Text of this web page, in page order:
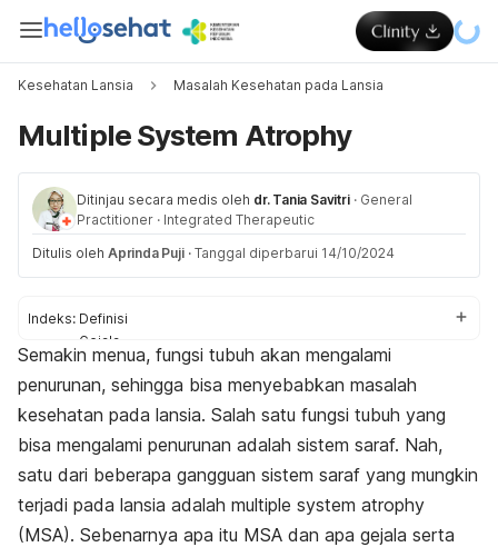
Kesehatan Lansia Masalah Kesehatan pada Lansia
Multiple System Atrophy
Ditinjau secara medis oleh dr. Tania Savitri · General
Practitioner · Integrated Therapeutic
Ditulis oleh Aprinda Puji · Tanggal diperbarui 14/10/2024
Indeks: Definisi
Gejala
Penyebab
Komplikasi
Pengobatan
Semakin menua, fungsi tubuh akan mengalami
penurunan, sehingga bisa menyebabkan masalah
kesehatan pada lansia. Salah satu fungsi tubuh yang
bisa mengalami penurunan adalah sistem saraf. Nah,
satu dari beberapa gangguan sistem saraf yang mungkin
terjadi pada lansia adalah multiple system atrophy
(MSA). Sebenarnya apa itu MSA dan apa gejala serta